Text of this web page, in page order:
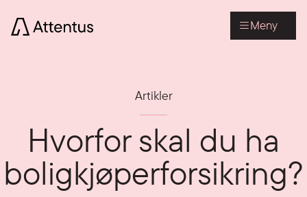
Meny
Artikler
Hvorfor skal du ha
boligkjøperforsikring?